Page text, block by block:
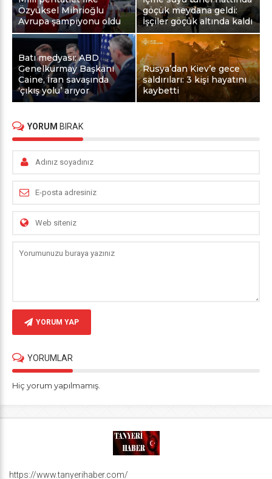
Özyüksel Mihrioğlu
Avrupa şampiyonu oldu
göçük meydana geldi:
İşçiler göçük altında kaldı
Batı medyası: ABD
Genelkurmay Başkanı
Caine, İran savaşında
‘çıkış yolu’ arıyor
Rusya’dan Kiev’e gece
saldırıları: 3 kişi hayatını
kaybetti
YORUM BIRAK
YORUM YAP
YORUMLAR
Hiç yorum yapılmamış.
https://www.tanyerihaber.com/